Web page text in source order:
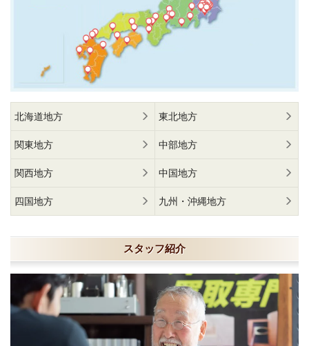
北海道地方 東北地方
関東地方 中部地方
関西地方 中国地方
四国地方 九州・沖縄地方
スタッフ紹介